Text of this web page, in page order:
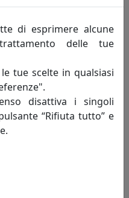
IN LEGNO CT01040L-07
di esprimere alcune
delle tue
tue scelte in qualsiasi
disattiva i singoli
“Rifiuta tutto” e